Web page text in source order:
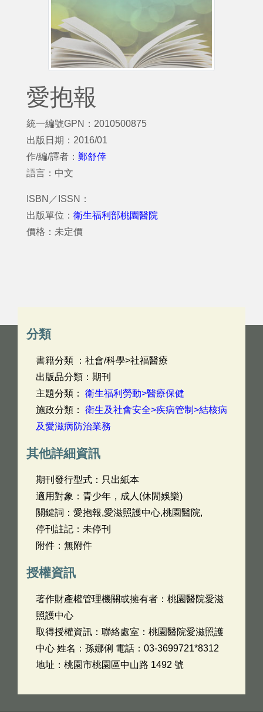
愛抱報
統一編號GPN：2010500875
出版日期：2016/01
作/編/譯者： 鄭舒倖
語言：中文
ISBN／ISSN：
出版單位： 衛生福利部桃園醫院
價格：未定價
分類
書籍分類 ：社會/科學>社福醫療
出版品分類：期刊
主題分類： 衛生福利勞動>醫療保健
施政分類： 衛生及社會安全>疾病管制>結核病
及愛滋病防治業務
其他詳細資訊
期刊發行型式：只出紙本
適用對象：青少年，成人(休閒娛樂)
關鍵詞：愛抱報,愛滋照護中心,桃園醫院,
停刊註記：未停刊
附件：無附件
授權資訊
著作財產權管理機關或擁有者：桃園醫院愛滋
照護中心
取得授權資訊：聯絡處室：桃園醫院愛滋照護
中心 姓名：孫娜俐 電話：03-3699721*8312
地址：桃園市桃園區中山路 1492 號